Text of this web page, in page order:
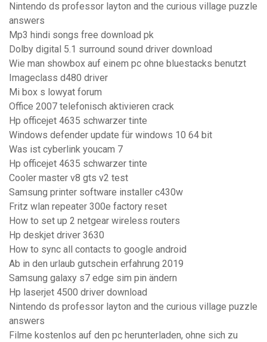
Nintendo ds professor layton and the curious village puzzle
answers
Mp3 hindi songs free download pk
Dolby digital 5.1 surround sound driver download
Wie man showbox auf einem pc ohne bluestacks benutzt
Imageclass d480 driver
Mi box s lowyat forum
Office 2007 telefonisch aktivieren crack
Hp officejet 4635 schwarzer tinte
Windows defender update für windows 10 64 bit
Was ist cyberlink youcam 7
Hp officejet 4635 schwarzer tinte
Cooler master v8 gts v2 test
Samsung printer software installer c430w
Fritz wlan repeater 300e factory reset
How to set up 2 netgear wireless routers
Hp deskjet driver 3630
How to sync all contacts to google android
Ab in den urlaub gutschein erfahrung 2019
Samsung galaxy s7 edge sim pin ändern
Hp laserjet 4500 driver download
Nintendo ds professor layton and the curious village puzzle
answers
Filme kostenlos auf den pc herunterladen, ohne sich zu